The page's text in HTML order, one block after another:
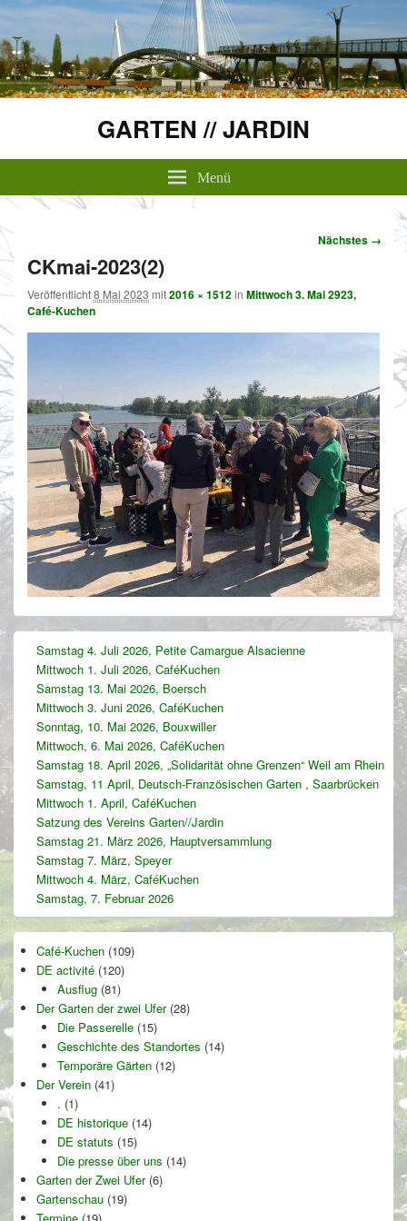
GARTEN // JARDIN
Menü
Bilder-
Nächstes →
CKmai-2023(2)
Veröffentlicht8 Mai 2023 mit2016 × 1512in Mittwoch 3. Mai 2923,
Café-Kuchen
Primärer
Seitenleisten-
Widgetbereich
Samstag 4. Juli 2026, Petite Camargue Alsacienne
Mittwoch 1. Juli 2026, CaféKuchen
Samstag 13. Mai 2026, Boersch
Mittwoch 3. Juni 2026, CaféKuchen
Sonntag, 10. Mai 2026, Bouxwiller
Mittwoch, 6. Mai 2026, CaféKuchen
Samstag 18. April 2026, „Solidarität ohne Grenzen“ Weil am Rhein
Samstag, 11 April, Deutsch-Französischen Garten , Saarbrücken
Mittwoch 1. April, CaféKuchen
Satzung des Vereins Garten//Jardin
Samstag 21. März 2026, Hauptversammlung
Samstag 7. März, Speyer
Mittwoch 4. März, CaféKuchen
Samstag, 7. Februar 2026
Café-Kuchen (109)
DE activité (120)
Ausflug(81)
Der Garten der zwei Ufer(28)
Die Passerelle(15)
Geschichte des Standortes (14)
Temporäre Gärten(12)
Der Verein (41)
. (1)
DE historique(14)
DE statuts (15)
Die presse über uns (14)
Garten der Zwei Ufer(6)
Gartenschau (19)